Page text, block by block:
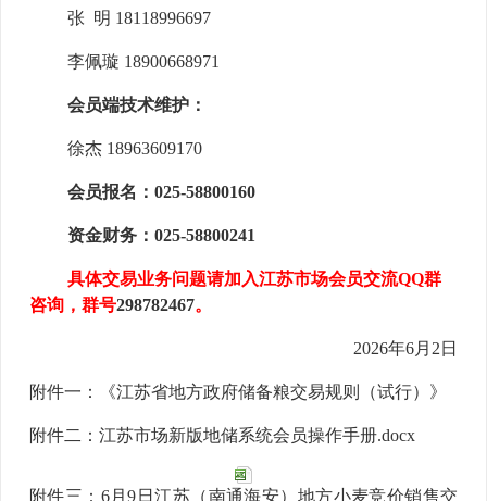
张 明 18118996697
李佩璇 18900668971
会员端技术维护：
徐杰 18963609170
会员报名：025-58800160
资金财务：025-58800241
具体交易业务问题请加入江苏市场会员交流QQ群
咨询，群号298782467。
2026年6月2日
附件一： 《江苏省地方政府储备粮交易规则（试行）》
附件二：江苏市场新版地储系统会员操作手册.docx
附件三：6月9日江苏（南通海安）地方小麦竞价销售交